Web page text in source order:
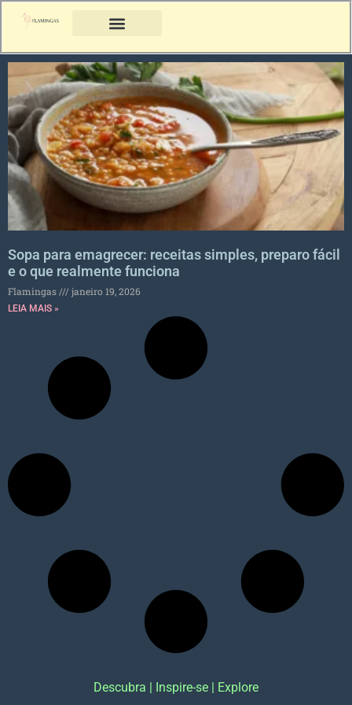
Sopa para emagrecer: receitas simples, preparo fácil
e o que realmente funciona
Flamingas janeiro 19, 2026
LEIA MAIS »
Descubra | Inspire-se | Explore